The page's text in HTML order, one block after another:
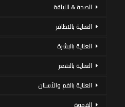
الصحة & اللياقة
العناية بالاظافر
العناية بالبشرة
العناية بالشعر
العناية بالفم والأسنان
القهوة